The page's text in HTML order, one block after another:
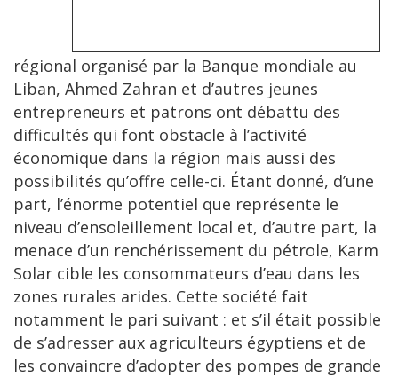
régional organisé par la Banque mondiale au
Liban, Ahmed Zahran et d’autres jeunes
entrepreneurs et patrons ont débattu des
difficultés qui font obstacle à l’activité
économique dans la région mais aussi des
possibilités qu’offre celle-ci. Étant donné, d’une
part, l’énorme potentiel que représente le
niveau d’ensoleillement local et, d’autre part, la
menace d’un renchérissement du pétrole, Karm
Solar cible les consommateurs d’eau dans les
zones rurales arides. Cette société fait
notamment le pari suivant : et s’il était possible
de s’adresser aux agriculteurs égyptiens et de
les convaincre d’adopter des pompes de grande